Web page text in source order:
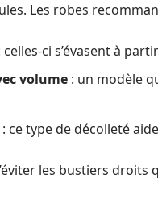
Les robes
celles-ci s’évasent à
volume : un modèle
: ce type de décolleté
les bustiers